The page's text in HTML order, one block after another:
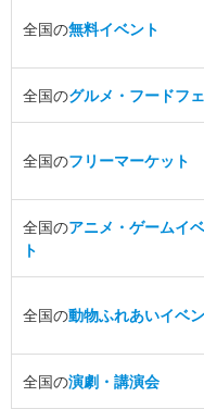
全国の無料イベント
全国のグルメ・フードフ
全国のフリーマーケット
全国のアニメ・ゲームイ
ト
全国の動物ふれあいイベ
全国の演劇・講演会